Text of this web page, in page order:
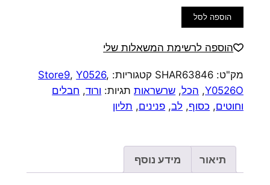
כמות
של
שרשרת
חבל
ורוד
בייבי
הוספה לסל
הוספה לרשימת המשאלות שלי
מק"ט: SHAR63846 קטגוריות: Store9,Y0526,
Y0526O
, הכל, שרשראות תגיות: ורוד, חבלים
וחוטים, כסוף, לב, פנינים, תליון
תיאור מידע נוסף